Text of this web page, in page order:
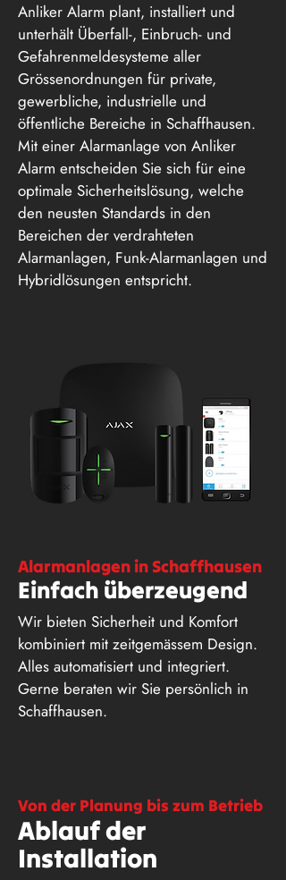
Anliker Alarm plant, installiert und
unterhält Überfall-, Einbruch- und
Gefahrenmeldesysteme aller
Grössenordnungen für private,
gewerbliche, industrielle und
öffentliche Bereiche in Schaffhausen.
Mit einer Alarmanlage von Anliker
Alarm entscheiden Sie sich für eine
optimale Sicherheitslösung, welche
den neusten Standards in den
Bereichen der verdrahteten
Alarmanlagen, Funk-Alarmanlagen und
Hybridlösungen entspricht.
Alarmanlagen in Schaffhausen
Einfach überzeugend
Wir bieten Sicherheit und Komfort
kombiniert mit zeitgemässem Design.
Alles automatisiert und integriert.
Gerne beraten wir Sie persönlich in
Schaffhausen.
Von der Planung bis zum Betrieb
Ablauf der
Installation